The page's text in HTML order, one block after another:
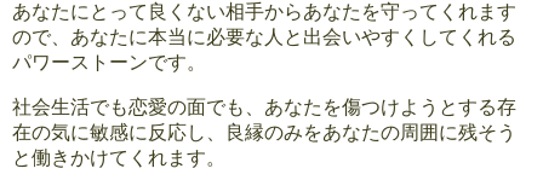
あなたにとって良くない相手からあなたを守ってくれます
ので、あなたに本当に必要な人と出会いやすくしてくれる
パワーストーンです。
社会生活でも恋愛の面でも、あなたを傷つけようとする存
在の気に敏感に反応し、良縁のみをあなたの周囲に残そう
と働きかけてくれます。